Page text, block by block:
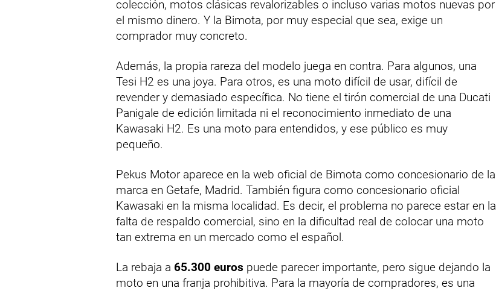
colección, motos clásicas revalorizables o incluso varias motos nuevas por
el mismo dinero. Y la Bimota, por muy especial que sea, exige un
comprador muy concreto.
Además, la propia rareza del modelo juega en contra. Para algunos, una
Tesi H2 es una joya. Para otros, es una moto difícil de usar, difícil de
revender y demasiado específica. No tiene el tirón comercial de una Ducati
Panigale de edición limitada ni el reconocimiento inmediato de una
Kawasaki H2. Es una moto para entendidos, y ese público es muy
pequeño.
Pekus Motor aparece en la web oficial de Bimota como concesionario de la
marca en Getafe, Madrid. También figura como concesionario oficial
Kawasaki en la misma localidad. Es decir, el problema no parece estar en la
falta de respaldo comercial, sino en la dificultad real de colocar una moto
tan extrema en un mercado como el español.
La rebaja a 65.300 euros puede parecer importante, pero sigue dejando la
moto en una franja prohibitiva. Para la mayoría de compradores, es una